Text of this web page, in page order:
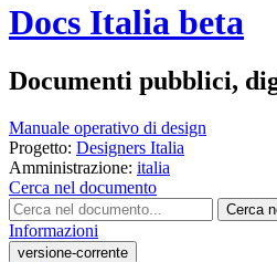
Docs Italia beta
Documenti pubblici,
Manuale operativo di design
Progetto: Designers Italia
Amministrazione: italia
Cerca nel documento
Cerca
Informazioni
versione-corrente